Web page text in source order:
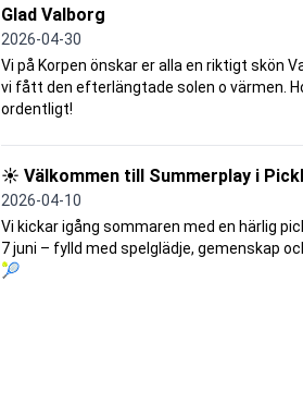
Glad Valborg
2026-04-30
Vi på Korpen önskar er alla en riktigt skön
vi fått den efterlängtade solen o värmen.
ordentligt!
☀️ Välkommen till Summerplay i
2026-04-10
Vi kickar igång sommaren med en härlig
7 juni – fylld med spelglädje, gemenskap
🎾